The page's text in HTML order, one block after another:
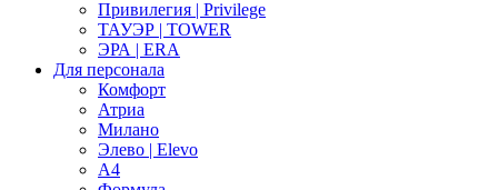
Привилегия | Privilege
ТАУЭР | TOWER
ЭРА | ERA
Для персонала
Комфорт
Атриа
Милано
Элево | Elevo
А4